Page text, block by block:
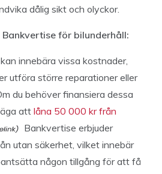
dålig sikt och olyckor.
för bilunderhåll:
innebära vissa kostnader,
utföra större reparationer eller
du behöver finansiera dessa
att låna 50 000 kr från
Bankvertise erbjuder
utan säkerhet, vilket innebär
någon tillgång för att få